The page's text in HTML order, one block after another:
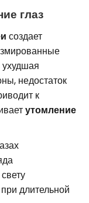
глаз
создает
недостаток
к
утомление
длительной